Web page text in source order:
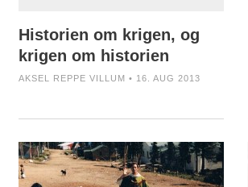
Historien om krigen, og
krigen om historien
AKSEL REPPE VILLUM • 16. AUG 2013